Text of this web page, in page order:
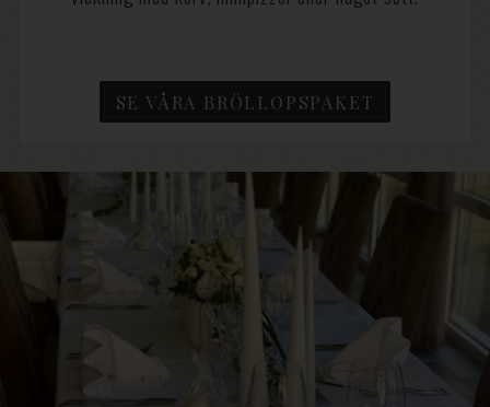
SE VÅRA BRÖLLOPSPAKET